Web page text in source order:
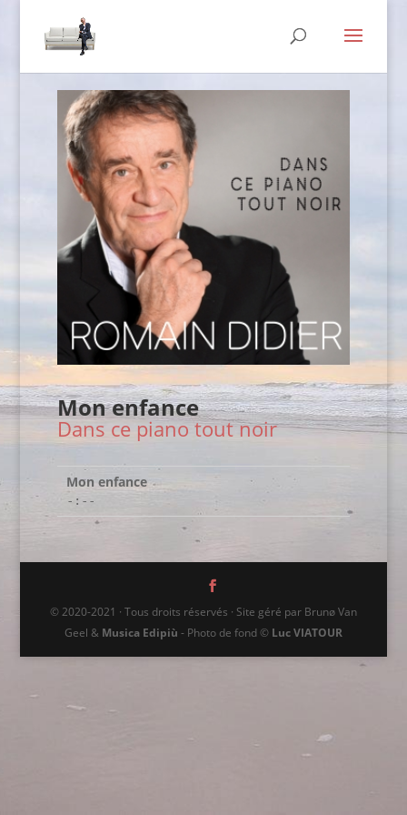
Mon enfance
Dans ce piano tout noir
Mon enfance
-:--
© 2020-2021 · Tous droits réservés · Site géré par Brunø Van
Geel & Musica Edipiù - Photo de fond © Luc VIATOUR